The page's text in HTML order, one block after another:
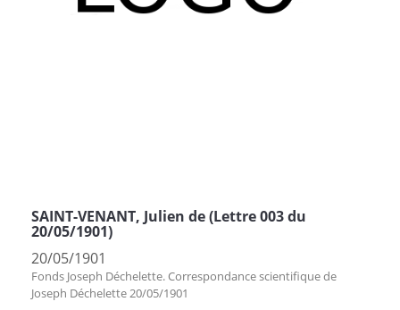
SAINT-VENANT, Julien de (Lettre 003 du
20/05/1901)
20/05/1901
Fonds Joseph Déchelette. Correspondance scientifique de
Joseph Déchelette 20/05/1901